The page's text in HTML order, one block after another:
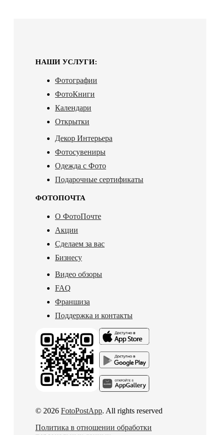
НАШИ УСЛУГИ:
Фотографии
ФотоКниги
Календари
Открытки
Декор Интерьера
Фотосувениры
Одежда с Фото
Подарочные сертификаты
ФОТОПОЧТА
О ФотоПочте
Акции
Сделаем за вас
Бизнесу
Видео обзоры
FAQ
Франшиза
Поддержка и контакты
© 2026 FotoPostApp. All rights reserved
Политика в отношении обработки